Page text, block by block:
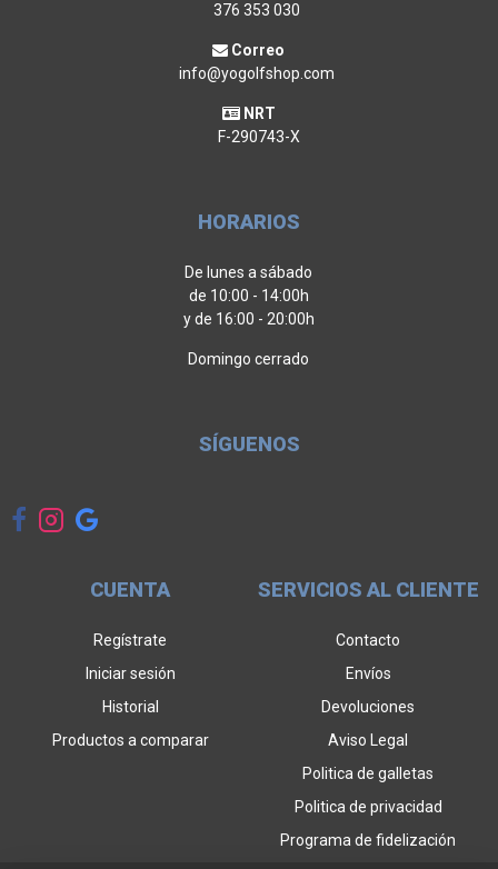
376 353 030
Correo
info@yogolfshop.com
NRT
F-290743-X
HORARIOS
De lunes a sábado
de 10:00 - 14:00h
y de 16:00 - 20:00h
Domingo cerrado
SÍGUENOS
CUENTA
Regístrate
Iniciar sesión
Historial
Productos a comparar
SERVICIOS AL CLIENTE
Contacto
Envíos
Devoluciones
Aviso Legal
Politica de galletas
Politica de privacidad
Programa de fidelización